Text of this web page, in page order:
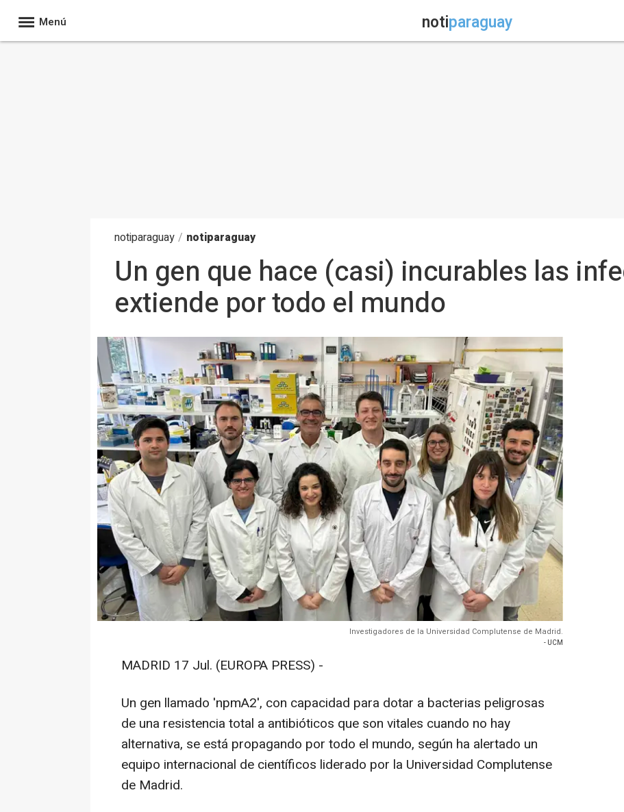
Menú notiparaguay
notiparaguay / notiparaguay
Un gen que hace (casi) incurables las
extiende por todo el mundo
Investigadores de la Universidad Complutense de Madrid.
- UCM
MADRID 17 Jul. (EUROPA PRESS) -
Un gen llamado 'npmA2', con capacidad para dotar a bacterias peligrosas
de una resistencia total a antibióticos que son vitales cuando no hay
alternativa, se está propagando por todo el mundo, según ha alertado un
equipo internacional de científicos liderado por la Universidad Complutense
de Madrid.